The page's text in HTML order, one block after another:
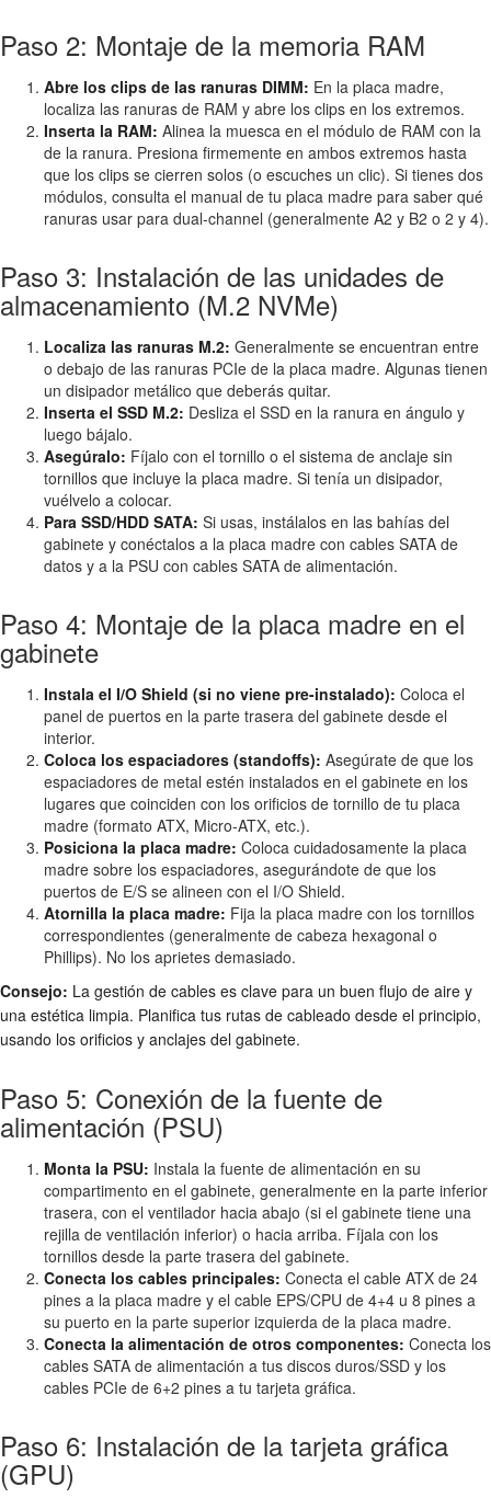
Paso 2: Montaje de la memoria RAM
Abre los clips de las ranuras DIMM: En la placa madre,
localiza las ranuras de RAM y abre los clips en los extremos.
Inserta la RAM: Alinea la muesca en el módulo de RAM con la
de la ranura. Presiona firmemente en ambos extremos hasta
que los clips se cierren solos (o escuches un clic). Si tienes dos
módulos, consulta el manual de tu placa madre para saber qué
ranuras usar para dual-channel (generalmente A2 y B2 o 2 y 4).
Paso 3: Instalación de las unidades de
almacenamiento (M.2 NVMe)
Localiza las ranuras M.2: Generalmente se encuentran entre
o debajo de las ranuras PCIe de la placa madre. Algunas tienen
un disipador metálico que deberás quitar.
Inserta el SSD M.2: Desliza el SSD en la ranura en ángulo y
luego bájalo.
Asegúralo: Fíjalo con el tornillo o el sistema de anclaje sin
tornillos que incluye la placa madre. Si tenía un disipador,
vuélvelo a colocar.
Para SSD/HDD SATA: Si usas, instálalos en las bahías del
gabinete y conéctalos a la placa madre con cables SATA de
datos y a la PSU con cables SATA de alimentación.
Paso 4: Montaje de la placa madre en el
gabinete
Instala el I/O Shield (si no viene pre-instalado): Coloca el
panel de puertos en la parte trasera del gabinete desde el
interior.
Coloca los espaciadores (standoffs): Asegúrate de que los
espaciadores de metal estén instalados en el gabinete en los
lugares que coinciden con los orificios de tornillo de tu placa
madre (formato ATX, Micro-ATX, etc.).
Posiciona la placa madre: Coloca cuidadosamente la placa
madre sobre los espaciadores, asegurándote de que los
puertos de E/S se alineen con el I/O Shield.
Atornilla la placa madre: Fija la placa madre con los tornillos
correspondientes (generalmente de cabeza hexagonal o
Phillips). No los aprietes demasiado.
Consejo: La gestión de cables es clave para un buen flujo de aire y
una estética limpia. Planifica tus rutas de cableado desde el principio,
usando los orificios y anclajes del gabinete.
Paso 5: Conexión de la fuente de
alimentación (PSU)
Monta la PSU: Instala la fuente de alimentación en su
compartimento en el gabinete, generalmente en la parte inferior
trasera, con el ventilador hacia abajo (si el gabinete tiene una
rejilla de ventilación inferior) o hacia arriba. Fíjala con los
tornillos desde la parte trasera del gabinete.
Conecta los cables principales: Conecta el cable ATX de 24
pines a la placa madre y el cable EPS/CPU de 4+4 u 8 pines a
su puerto en la parte superior izquierda de la placa madre.
Conecta la alimentación de otros componentes: Conecta los
cables SATA de alimentación a tus discos duros/SSD y los
cables PCIe de 6+2 pines a tu tarjeta gráfica.
Paso 6: Instalación de la tarjeta gráfica
(GPU)